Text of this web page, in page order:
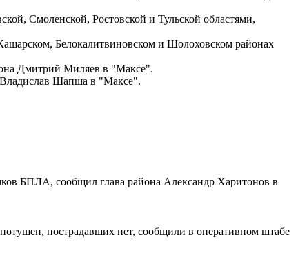
Смоленской, Ростовской и Тульской областями,
Белокалитвиновском и Шолоховском районах
Дмитрий Миляев в "Максе".
Владислав Шапша в "Максе".
БПЛА, сообщил глава района Александр Харитонов в
пострадавших нет, сообщили в оперативном штабе